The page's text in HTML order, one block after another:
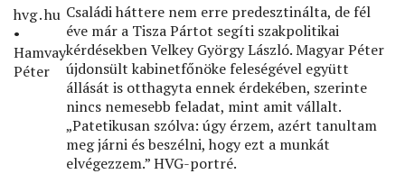
hvg․hu
•
Hamvay
Péter
Családi háttere nem erre predesztinálta, de fél
éve már a Tisza Pártot segíti szakpolitikai
kérdésekben Velkey György László. Magyar Péter
újdonsült kabinetfőnöke feleségével együtt
állását is otthagyta ennek érdekében, szerinte
nincs nemesebb feladat, mint amit vállalt.
„Patetikusan szólva: úgy érzem, azért tanultam
meg járni és beszélni, hogy ezt a munkát
elvégezzem.” HVG-portré.